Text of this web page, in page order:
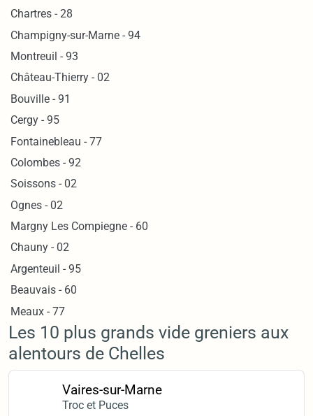
Chartres - 28
Champigny-sur-Marne - 94
Montreuil - 93
Château-Thierry - 02
Bouville - 91
Cergy - 95
Fontainebleau - 77
Colombes - 92
Soissons - 02
Ognes - 02
Margny Les Compiegne - 60
Chauny - 02
Argenteuil - 95
Beauvais - 60
Meaux - 77
Les 10 plus grands vide greniers aux
alentours de Chelles
Vaires-sur-Marne
Troc et Puces